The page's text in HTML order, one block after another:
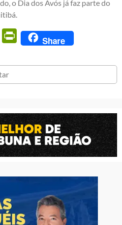
o Dia dos Avós já faz parte do
Email PrintFriendly
Share